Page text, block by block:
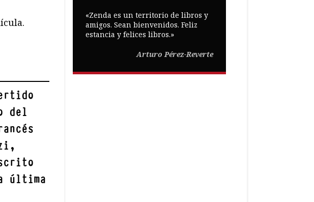
del
última
«Zenda es un territorio de libros y
amigos. Sean bienvenidos. Feliz
estancia y felices libros.»
Arturo Pérez-Reverte